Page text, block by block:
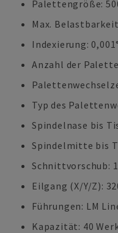
Palettengröße:
Max.
Indexierung: 0,001°
Anzahl der
Typ des
Spindelnase bis
Spindelmitte bis
Schnittvorschub:
Eilgang (X/Y/Z):
Führungen: LM
Kapazität: 40